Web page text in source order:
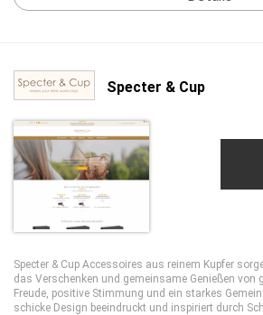
Specter & Cup
Specter & Cup Accessoires aus reinem Kupfer
das Verschenken und gemeinsame Genießen von
Freude, positive Stimmung und ein starkes
schicke Design beeindruckt und inspiriert durch